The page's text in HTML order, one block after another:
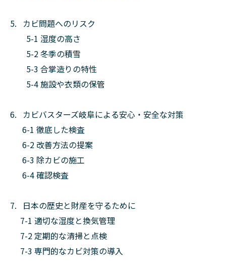
5. カビ問題へのリスク
5-1 湿度の高さ
5-2 冬季の積雪
5-3 合掌造りの特性
5-4 施設や衣類の保管
6. カビバスターズ岐阜による安心・安全な対策
6-1 徹底した検査
6-2 改善方法の提案
6-3 除カビの施工
6-4 確認検査
7. 日本の歴史と財産を守るために
7-1 適切な湿度と換気管理
7-2 定期的な清掃と点検
7-3 専門的なカビ対策の導入